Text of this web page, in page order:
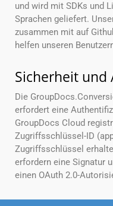
und wird mit SDKs und
Sprachen geliefert.
zusammen mit auf
helfen unseren
Sicherheit
Die
erfordert eine
GroupDocs Cloud
Zugriffsschlüssel-ID
Zugriffsschlüssel
erfordern eine Signatur
einen OAuth 2.0-